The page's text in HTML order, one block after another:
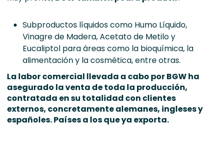
Subproductos líquidos como Humo Líquido,
Vinagre de Madera, Acetato de Metilo y
Eucaliptol para áreas como la bioquímica, la
alimentación y la cosmética, entre otras.
La labor comercial llevada a cabo por BGW ha
asegurado la venta de toda la producción,
contratada en su totalidad con clientes
externos, concretamente alemanes, ingleses y
españoles. Países a los que ya exporta.